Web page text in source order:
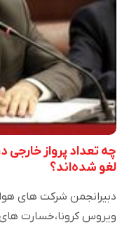
چه تعداد پرواز خارجی
لغو شده‌اند؟
دبیرانجمن شرکت های
ویروس کرونا،خسارت